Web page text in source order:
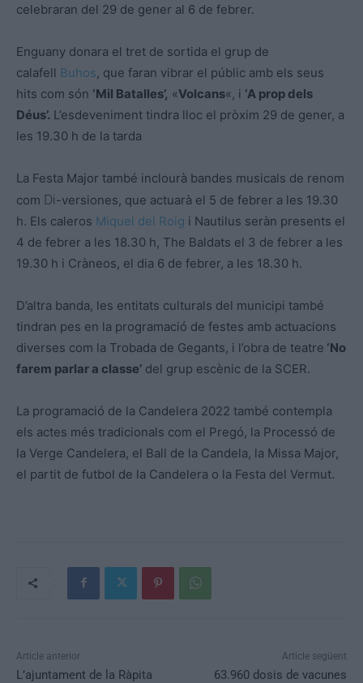
celebraran del 29 de gener al 6 de febrer.
Enguany donara el tret de sortida el grup de
calafell Buhos, que faran vibrar el públic amb els seus
hits com són ‘Mil Batalles’, «Volcans«, i ‘A prop dels
Déus’. L’esdeveniment tindra lloc el pròxim 29 de gener, a
les 19.30 h de la tarda
La Festa Major també inclourà bandes musicals de renom
com Di-versiones, que actuarà el 5 de febrer a les 19.30
h. Els caleros Miquel del Roig i Nautilus seràn presents el
4 de febrer a les 18.30 h, The Baldats el 3 de febrer a les
19.30 h i Cràneos, el dia 6 de febrer, a les 18.30 h.
D’altra banda, les entitats culturals del municipi també
tindran pes en la programació de festes amb actuacions
diverses com la Trobada de Gegants, i l’obra de teatre ‘No
farem parlar a classe’ del grup escènic de la SCER.
La programació de la Candelera 2022 també contempla
els actes més tradicionals com el Pregó, la Processó de
la Verge Candelera, el Ball de la Candela, la Missa Major,
el partit de futbol de la Candelera o la Festa del Vermut.
Article anterior
L’ajuntament de la Ràpita
Article següent
63.960 dosis de vacunes